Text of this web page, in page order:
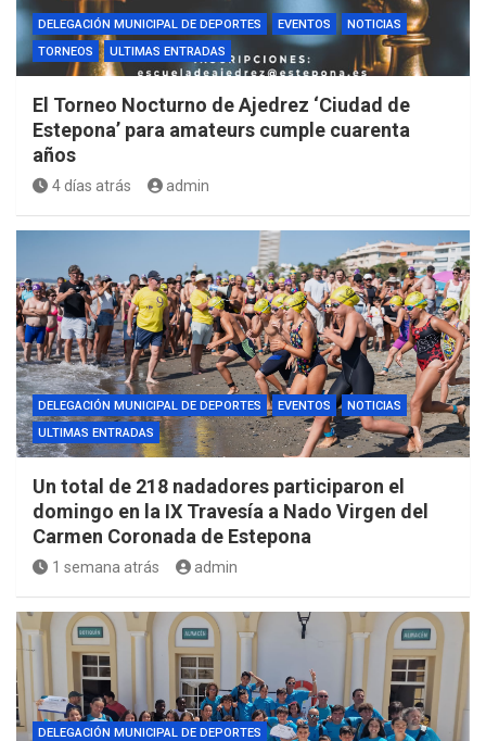
DELEGACIÓN MUNICIPAL DE DEPORTES EVENTOS
NOTICIAS
TORNEOS
ULTIMAS ENTRADAS
El Torneo Nocturno de Ajedrez ‘Ciudad de
Estepona’ para amateurs cumple cuarenta
años
4 días atrás admin
DELEGACIÓN MUNICIPAL DE DEPORTES EVENTOS
NOTICIAS
ULTIMAS ENTRADAS
Un total de 218 nadadores participaron el
domingo en la IX Travesía a Nado Virgen del
Carmen Coronada de Estepona
1 semana atrás admin
DELEGACIÓN MUNICIPAL DE DEPORTES